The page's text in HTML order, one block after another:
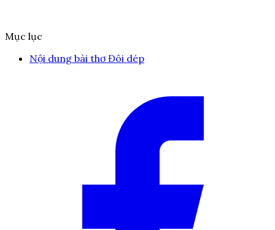
Mục lục
Nội dung bài thơ Đôi dép